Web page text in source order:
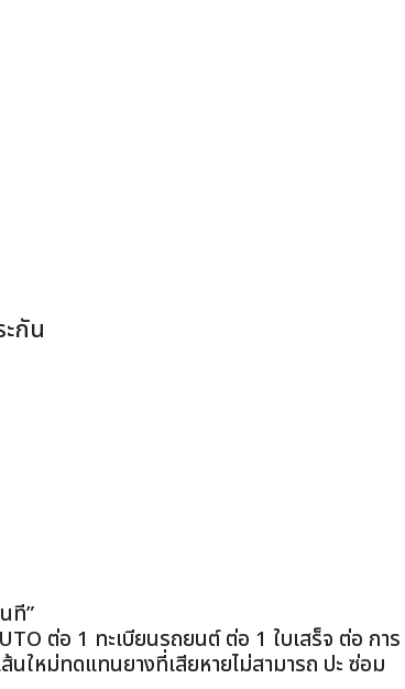
กัน
ที”
ต่อ 1 ทะเบียนรถยนต์ ต่อ 1 ใบเสร็จ ต่อ การ
นใหม่ทดแทนยางที่เสียหายไม่สามารถ ปะ ซ่อม